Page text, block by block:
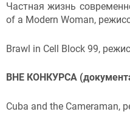
Частная жизнь
of a Modern Woman,
Brawl in Cell Block 99,
ВНЕ КОНКУРСА
Cuba and the Cameraman,